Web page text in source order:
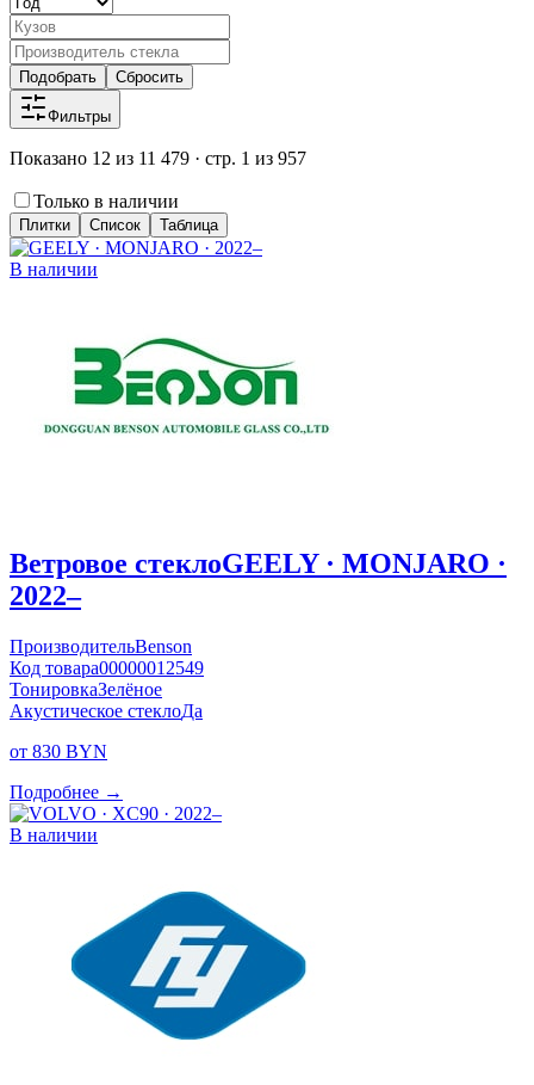
Подобрать Сбросить
Фильтры
Показано 12 из 11 479 · стр. 1 из 957
Только в наличии
Плитки Список Таблица
В наличии
Ветровое стеклоGEELY · MONJARO ·
2022–
ПроизводительBenson
Код товара00000012549
ТонировкаЗелёное
Акустическое стеклоДа
от 830 BYN
Подробнее →
В наличии